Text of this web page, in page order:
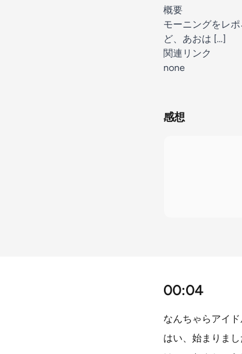
概要
モーニングをレ
ど、あおは […]
関連リンク
none
感想
00:04
なんちゃらアイ
はい、始まりま